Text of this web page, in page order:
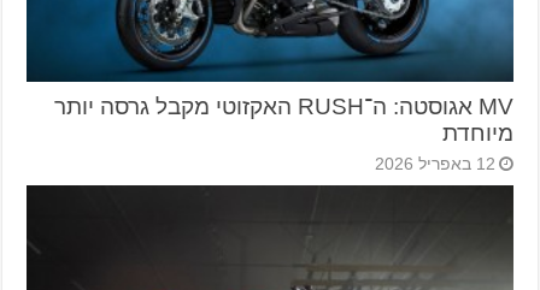
MV אגוסטה: ה־RUSH האקזוטי מקבל גרסה יותר
מיוחדת
12 באפריל 2026